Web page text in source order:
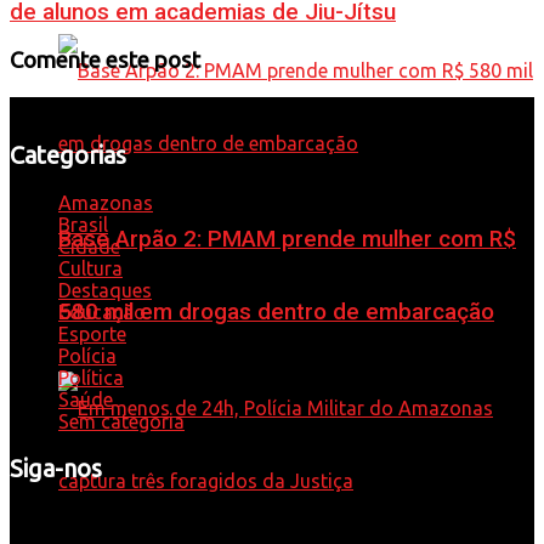
Base Arpão 2: PMAM prende mulher com R$
580 mil em drogas dentro de embarcação
de alunos em academias de Jiu-Jítsu
Comente este post
Categorias
Amazonas
Brasil
Cidade
Cultura
Destaques
Educação
Esporte
Polícia
Política
Saúde
Sem categoria
Siga-nos